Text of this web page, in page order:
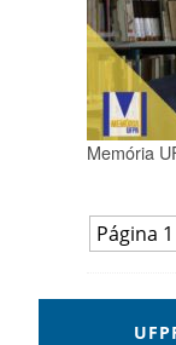
Memória
Página